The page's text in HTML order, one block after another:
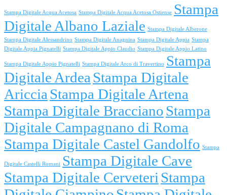
Stampa Digitale Acqua Acetosa Stampa Digitale Acqua Acetosa Ostiense Stampa
Digitale Albano Laziale Stampa Digitale Alberone
Stampa Digitale Alessandrino Stampa Digitale Anagnina Stampa Digitale Appia Stampa
Digitale Appia Pignatelli Stampa Digitale Appio Claudio Stampa Digitale Appio Latino
Stampa Digitale Appio Pignatelli Stampa Digitale Arco di Travertino
Stampa
Digitale Ardea Stampa Digitale
Ariccia Stampa Digitale Artena
Stampa Digitale Bracciano Stampa
Digitale Campagnano di Roma
Stampa Digitale Castel Gandolfo Stampa
Digitale Castelli Romani
Stampa Digitale Cave
Stampa Digitale Cerveteri Stampa